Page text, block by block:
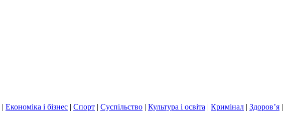
| Економіка і бізнес | Спорт | Суспільство | Культура і освіта | Кримінал | Здоров’я